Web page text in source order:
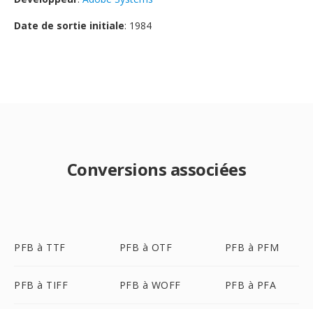
Date de sortie initiale: 1984
Conversions associées
PFB à TTF PFB à OTF PFB à PFM
PFB à TIFF PFB à WOFF PFB à PFA